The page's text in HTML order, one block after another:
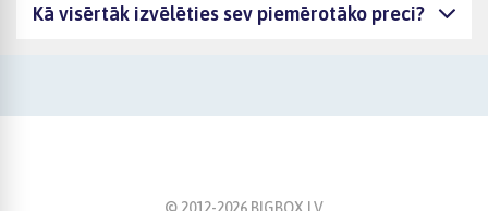
Kā visērtāk izvēlēties sev piemērotāko preci?